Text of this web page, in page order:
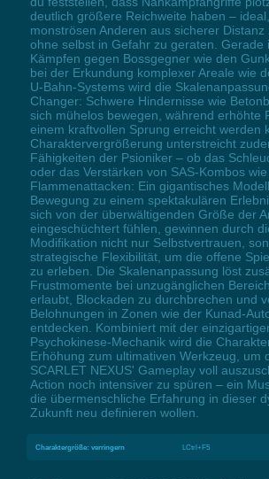
deutlich größere Reichweite haben –
monströsen Anderen aus sicherer Distanz
ohne selbst in Gefahr zu geraten. Gerade
Kämpfen gegen Bossgegner wie den
bei der Erkundung komplexer Areale wie
U-Bahn-Systems wird die
Changer: Schwere Hindernisse wie
sich mühelos bewegen, während erhöhte
einem kraftvollen Sprung erreicht werden
Charaktervergrößerung unterstreicht
Fähigkeiten der Psioniker – ob das
oder das Verstärken von SAS-Kombos
Flammenattacken: Ein gigantisches
Bewegung zu einem spektakulären
sich von der überwältigenden Größe der
eingeschüchtert fühlen, gewinnen durch
Modifikation nicht nur Selbstvertrauen,
strategische Flexibilität, um die offene
zu erleben. Die Skalenanpassung löst
Frustmomente bei unzugänglichen
erlaubt, Blockaden zu durchbrechen und
Belohnungen in Zonen wie der Kunad-
entdecken. Kombiniert mit der
Psychokinese-Mechanik wird die
Erhöhung zum ultimativen Werkzeug, um
SCARLET NEXUS' Gameplay voll
Action noch intensiver zu spüren – ein
die übermenschliche Erfahrung in dieser
Zukunft neu definieren wollen.
Charaktergröße: verringern LCtrl+F5